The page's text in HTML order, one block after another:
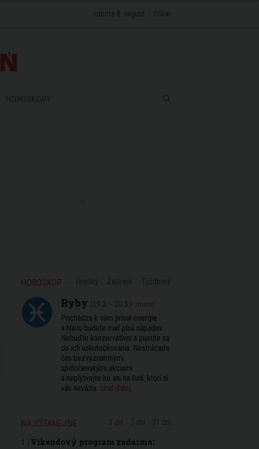
HOROSKOP
Ryby (19.2. - 20.3.) zmeniť
Prichádza k vám príval energie
a hlavu budete mať plnú nápadov.
Nebuďte konzervatívni a pustite sa
do ich uskutočňovania. Nestrácajte
čas bezvýznamnými
spoločenskými akciami
a neplytvajte ho ani na ľudí, ktorí si
vás nevážia. čítať ďalej...
NAJČÍTANEJŠIE 3 dni
Víkendový program zadarmo: